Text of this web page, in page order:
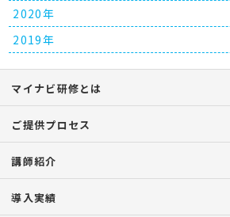
2020年
2019年
マイナビ研修とは
ご提供プロセス
講師紹介
導入実績